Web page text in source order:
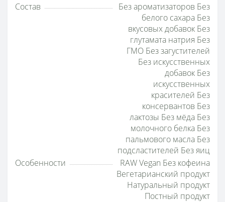
Состав
Без ароматизаторов Без
белого сахара Без
вкусовых добавок Без
глутамата натрия Без
ГМО Без загустителей
Без искусственных
добавок Без
искусственных
красителей Без
консервантов Без
лактозы Без мёда Без
молочного белка Без
пальмового масла Без
подсластителей Без яиц
Особенности
RAW Vegan Без кофеина
Вегетарианский продукт
Натуральный продукт
Постный продукт